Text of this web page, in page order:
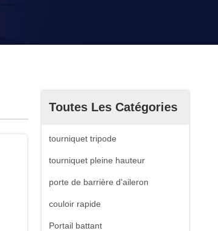
Toutes Les Catégories
tourniquet tripode
tourniquet pleine hauteur
porte de barrière d'aileron
couloir rapide
Portail battant